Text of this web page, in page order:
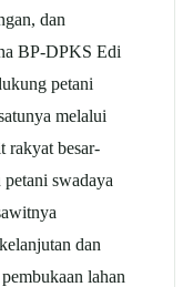
dan
BP-DPKS Edi
petani
melalui
rakyat besar-
swadaya
dan
lahan